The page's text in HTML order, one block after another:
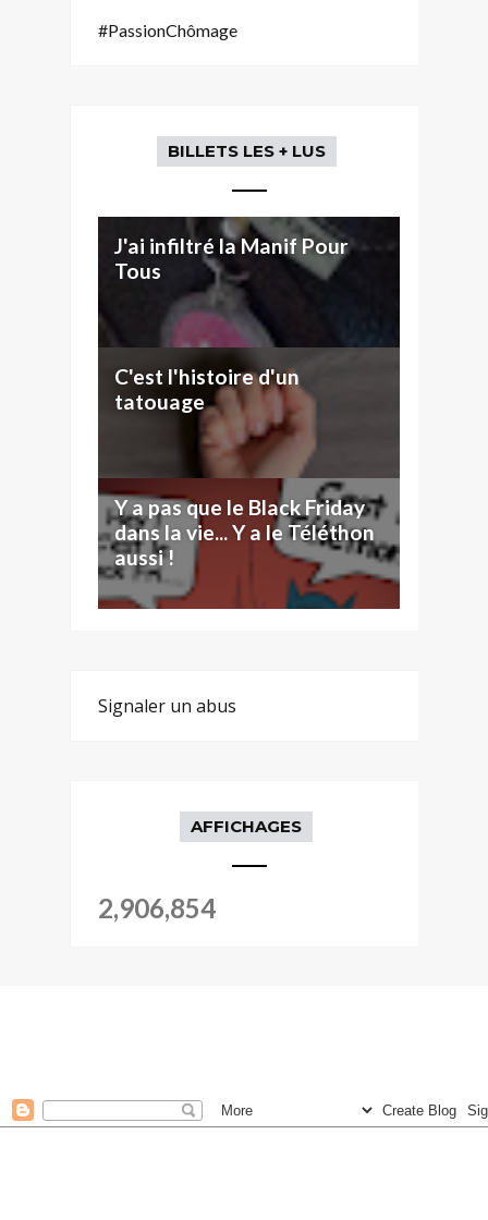
#PassionChômage
BILLETS LES + LUS
J'ai infiltré la Manif Pour
Tous
C'est l'histoire d'un
tatouage
Y a pas que le Black Friday
dans la vie... Y a le Téléthon
aussi !
Signaler un abus
AFFICHAGES
2,906,854